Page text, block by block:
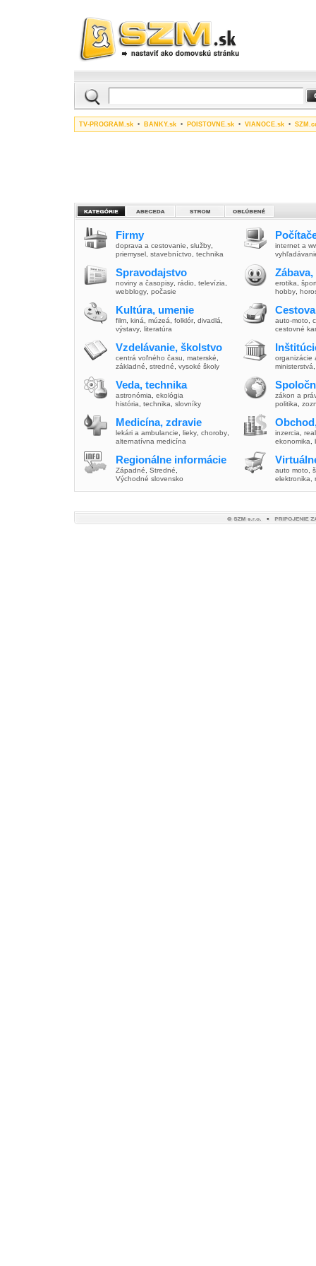
TV-PROGRAM.sk • BANKY.sk • POISTOVNE.sk • VIANOCE.sk •
Firmy
doprava a cestovanie služby
priemysel stavebníctvo technika
Spravodajstvo
noviny a časopisy rádio televízia
webblogy počasie
Kultúra, umenie
film kiná múzeá folklór, divadlá
výstavy literatúra
Vzdelávanie, školstvo
centrá voľného času materské
základné
stredné vysoké školy
Veda, technika
astronómia
ekológia
história
technika slovníky
Medicína, zdravie
lekári a ambulancie lieky choroby
alternatívna medicína
Regionálne informácie
Západné Stredné
Východné slovensko
internet a
erotika
hobby
auto-moto
cestovné
organizácie
ministerstvá
zákon a
politika
inzercia
ekonomika
auto moto
elektronika,